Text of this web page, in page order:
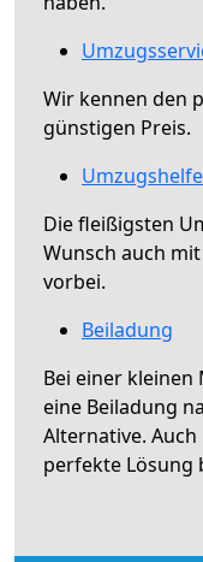
Wir kennen den
günstigen Preis.
Die fleißigsten
Wunsch auch
vorbei.
Beiladung
Bei einer
eine Beiladung
Alternative.
perfekte Lösung